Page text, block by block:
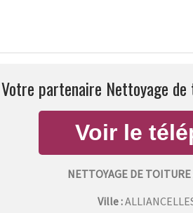
Votre partenaire Nettoyage
NETTOYAGE DE
Ville :